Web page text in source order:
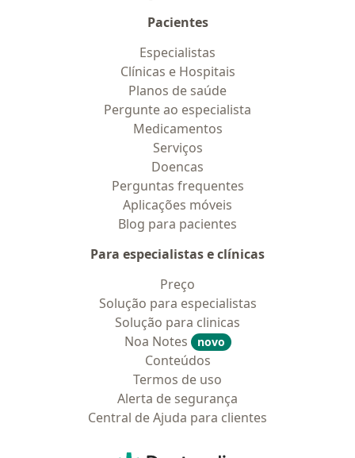
Pacientes
Especialistas
Clínicas e Hospitais
Planos de saúde
Pergunte ao especialista
Medicamentos
Serviços
Doencas
Perguntas frequentes
Aplicações móveis
Blog para pacientes
Para especialistas e clínicas
Preço
Solução para especialistas
Solução para clinicas
Noa Notes
novo
Conteúdos
Termos de uso
Alerta de segurança
Central de Ajuda para clientes